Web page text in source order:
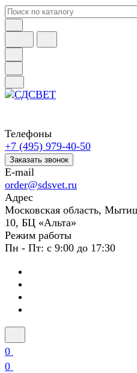
Телефоны
+7 (495) 979-40-50
Заказать звонок
E-mail
order@sdsvet.ru
Адрес
Московская область,
10, БЦ «Альта»
Режим работы
Пн - Пт: с 9:00 до 17:30
0
0